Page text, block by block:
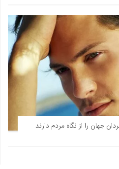
جهان را از نگاه مردم دارند